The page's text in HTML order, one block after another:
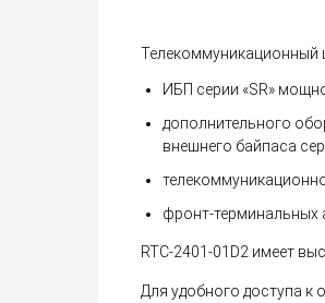
Телекоммуникационный
ИБП серии «SR»
дополнительного
внешнего байпаса
фронт-терминальных
RTC-2401-01D2 имеет
Для удобного доступа к